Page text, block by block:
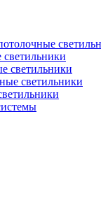
светильники
светильники